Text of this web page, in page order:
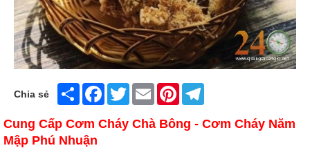
Tổng Hợp
Chia sẻ Share FacebookTwitter Email Pinterest
Cung Cấp Cơm Cháy Chà Bông - Cơm Cháy Năm
Mập Phú Nhuận